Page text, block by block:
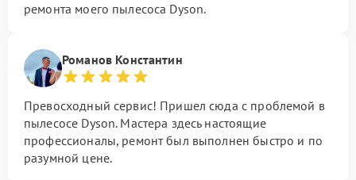
ремонта моего пылесоса Dyson.
Романов Константин
Превосходный сервис! Пришел сюда с проблемой в
пылесосе Dyson. Мастера здесь настоящие
профессионалы, ремонт был выполнен быстро и по
разумной цене.